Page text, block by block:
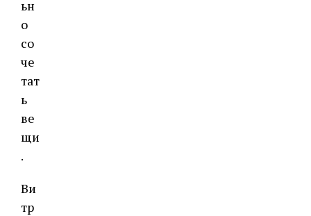
ьн
о
со
че
тат
ь
ве
щи
.
Ви
тр